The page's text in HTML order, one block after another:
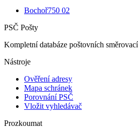
Bochoř750 02
PSČ Pošty
Kompletní databáze poštovních
Nástroje
Ověření adresy
Mapa schránek
Porovnání PSČ
Vložit vyhledávač
Prozkoumat